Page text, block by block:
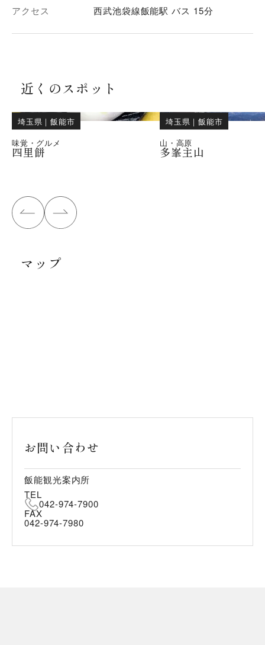
アクセス 西武池袋線飯能駅 バス 15分
近くのスポット
埼玉県 ｜飯能市
味覚・グルメ
四里餅
埼玉県 ｜飯能市
山・高原
多峯主山
マップ
お問い合わせ
飯能観光案内所
TEL
042-974-7900
FAX
042-974-7980